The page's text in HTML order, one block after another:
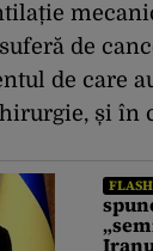
de
de care
și în